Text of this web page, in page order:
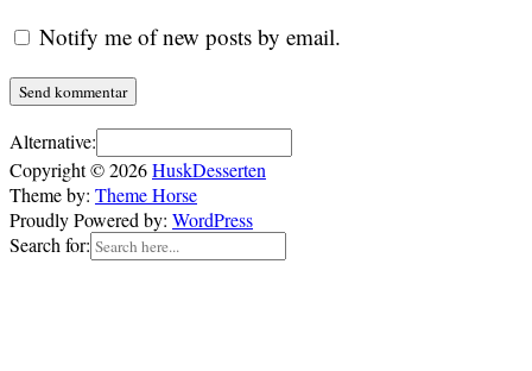
Notify me of new posts by email.
Alternative:
Copyright © 2026HuskDesserten
Theme by: Theme Horse
Proudly Powered by: WordPress
Search for: